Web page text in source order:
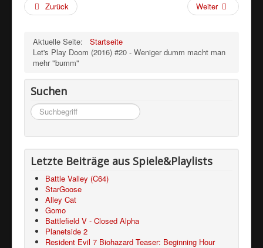
Zurück Weiter
Aktuelle Seite:
Startseite
Let's Play Doom (2016) #20 - Weniger dumm macht man
mehr "bumm"
Suchen
Suchen
...
Letzte Beiträge aus Spiele&Playlists
Battle Valley (C64)
StarGoose
Alley Cat
Gomo
Battlefield V - Closed Alpha
Planetside 2
Resident Evil 7 Biohazard Teaser: Beginning Hour